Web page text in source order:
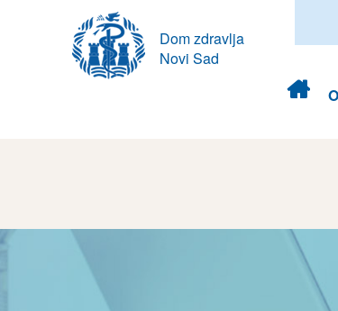
Dom zdravlja
Novi Sad
Dom
zdravlja